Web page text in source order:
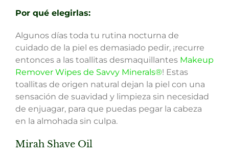
Por qué elegirlas:
Algunos días toda tu rutina nocturna de
cuidado de la piel es demasiado pedir, ¡recurre
entonces a las toallitas desmaquillantes Makeup
Remover Wipes de Savvy Minerals®! Estas
toallitas de origen natural dejan la piel con una
sensación de suavidad y limpieza sin necesidad
de enjuagar, para que puedas pegar la cabeza
en la almohada sin culpa.
Mirah Shave Oil